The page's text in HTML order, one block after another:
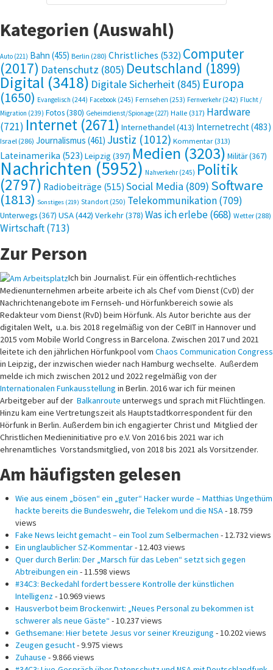
Kategorien (Auswahl)
Auto (221) Bahn (455) Berlin (280) Christliches (532) Computer
(2017) Datenschutz (805) Deutschland (1899)
Digital (3418) Digitale Sicherheit (845) Europa
(1650) Evangelisch (244) Facebook (245) Fernsehen (253) Fernverkehr (242) Flucht /
Migration (239) Fotos(380) Geheimdienst/Spionage (227) Halle(317) Hardware
(721) Internet (2671) Internethandel (413) Internetrecht (483)
Israel (286) Journalismus (461) Justiz (1012) Kommentar(313)
Lateinamerika (523) Leipzig (397) Medien (3203) Militär(367)
Nachrichten(5952) Nahverkehr (245) Politik
(2797) Radiobeiträge (515) Social Media (809) Software
(1813) Sonstiges (219) Standort (250) Telekommunikation(709)
Unterwegs(367) USA(442) Verkehr(378) Was ich erlebe(668) Wetter (288)
Wirtschaft(713)
Zur Person
Ich bin Journalist. Für ein öffentlich-rechtliches
Medienunternehmen arbeite arbeite ich als Chef vom Dienst (CvD) der
Nachrichtenangebote im Fernseh- und Hörfunkbereich sowie als
Redakteur vom Dienst (RvD) beim Hörfunk. Als Autor berichte aus der
digitalen Welt, u.a. bis 2018 regelmäßig von der CeBIT in Hannover und
2015 vom Mobile World Congress in Barcelona. Zwischen 2017 und 2021
leitete ich den jährlichen Hörfunkpool vom Chaos Communication Congress
in Leipzig, der inzwischen wieder nach Hamburg wechselte. Außerdem
melde ich mich zwischen 2012 und 2022 regelmäßig von der
Internationalen Funkausstellung in Berlin. 2016 war ich für meinen
Arbeitgeber auf der Balkanroute unterwegs und sprach mit Flüchtlingen.
Hinzu kam eine Vertretungszeit als Hauptstadtkorrespondent für den
Hörfunk in Berlin. Außerdem bin ich engagierter Christ und Mitglied der
Christlichen Medieninitiative pro e.V. Von 2016 bis 2021 war ich
ehrenamtliches Vorstandsmitglied, von 2018 bis 2021 als Vorsitzender.
Am häufigsten gelesen
Wie aus einem „bösen“ ein „guter“ Hacker wurde – Matthias Ungethüm
hackte bereits die Bundeswehr, die Telekom und die NSA- 18.759
views
Fake News leicht gemacht – ein Tool zum Selbermachen - 12.732 views
Ein unglaublicher SZ-Kommentar- 12.403 views
Quer durch Berlin: Der „Marsch für das Leben“ setzt sich gegen
Abtreibungen ein - 11.598 views
#34C3: Beckedahl fordert bessere Kontrolle der künstlichen
Intelligenz- 10.969 views
Hausverbot beim Brockenwirt: „Neues Personal zu bekommen ist
schwerer als neue Gäste“- 10.237 views
Gethsemane: Hier betete Jesus vor seiner Kreuzigung - 10.202 views
Zeugen gesucht- 9.975 views
Zuhause - 9.866 views